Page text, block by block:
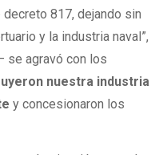
817, dejando sin
y la industria naval”,
se agravó con los
nuestra industria
y concesionaron los